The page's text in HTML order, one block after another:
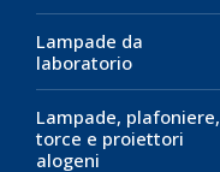
Lampade da
laboratorio
Lampade, plafoniere,
torce e proiettori
alogeni